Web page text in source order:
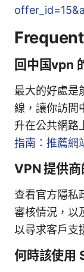
回中国vpn
最大的好處是
線，讓你訪問
升在公共網路
指南：推薦網
VPN 提供商
查看官方隱私
審核情況，以
以尋求客戶支
何時該使用